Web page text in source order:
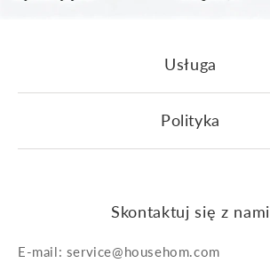
Usługa
Polityka
Skontaktuj się z nami
E-mail: service@househom.com